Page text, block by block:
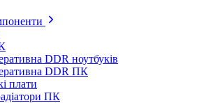
DDR ноутбуків
DDR ПК
плати
ПК